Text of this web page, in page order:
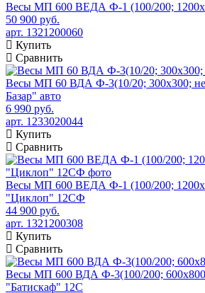
Весы МП 600 ВЕДА Ф-1 (100/200;
50 900 руб.
арт. 1321200060
Купить
Сравнить
Весы МП 60 ВДА Ф-3(10/20; 300х300;
Базар" авто
6 990 руб.
арт. 1233020044
Купить
Сравнить
Весы МП 600 ВЕДА Ф-1 (100/200;
"Циклоп" 12СФ
44 900 руб.
арт. 1321200308
Купить
Сравнить
Весы МП 600 ВДА Ф-3(100/200;
"Батискаф" 12С